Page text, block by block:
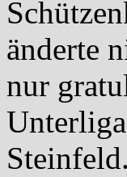
änderte
nur
Steinfeld.